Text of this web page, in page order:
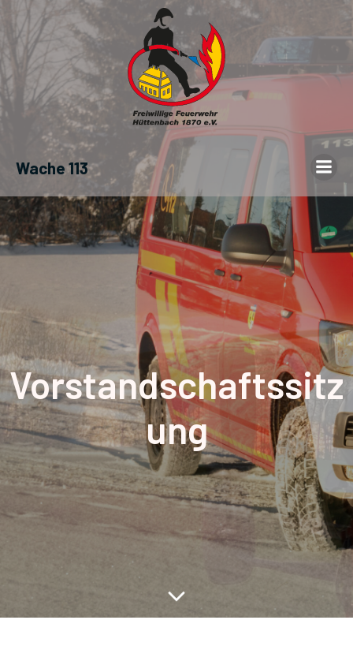
Wache 113
Vorstandschaftssitz
ung